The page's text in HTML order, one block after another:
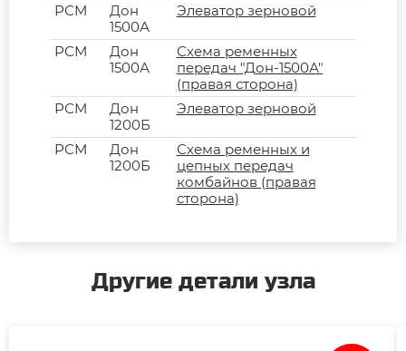
РСМ
Дон
1500А
Элеватор зерновой
РСМ
Дон
1500А
Схема ременных
передач "Дон-1500А"
(правая сторона)
РСМ
Дон
1200Б
Элеватор зерновой
РСМ
Дон
1200Б
Схема ременных и
цепных передач
комбайнов (правая
сторона)
Другие детали узла